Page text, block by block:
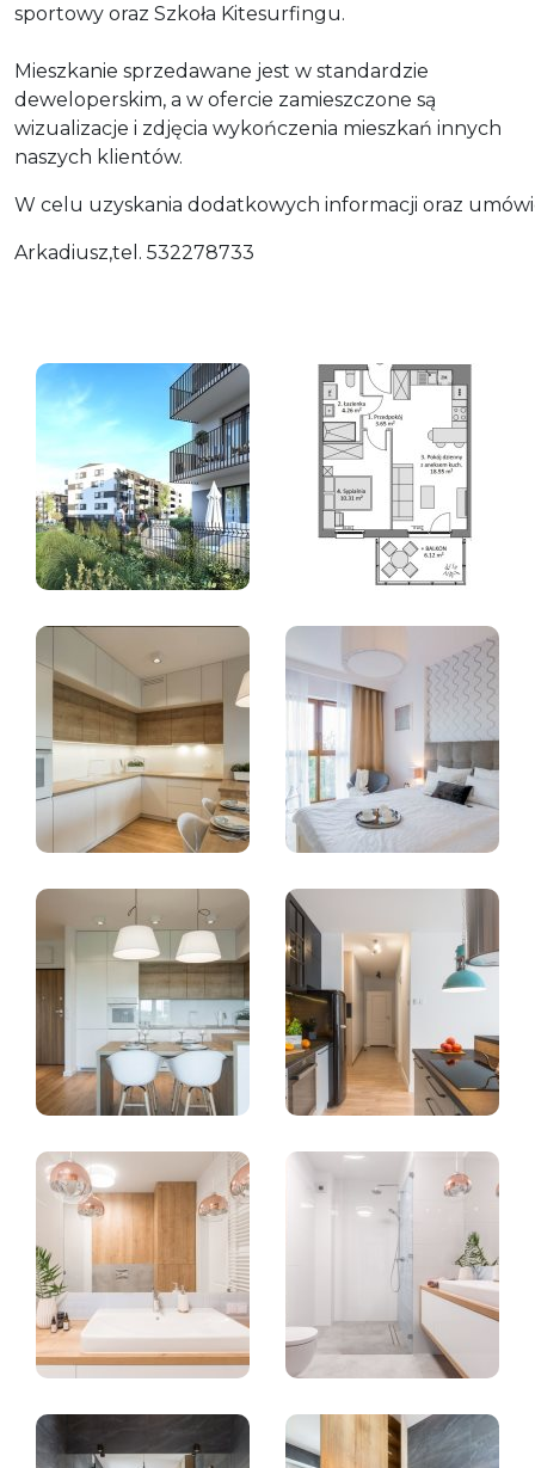
sportowy oraz Szkoła Kitesurfingu.
Mieszkanie sprzedawane jest w standardzie
deweloperskim, a w ofercie zamieszczone są
wizualizacje i zdjęcia wykończenia mieszkań innych
naszych klientów.
W celu uzyskania dodatkowych informacji oraz
Arkadiusz,tel. 532278733